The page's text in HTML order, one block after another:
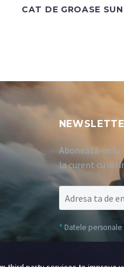
CAT DE GROASE
Abonează-te
la curent cu
* Datele